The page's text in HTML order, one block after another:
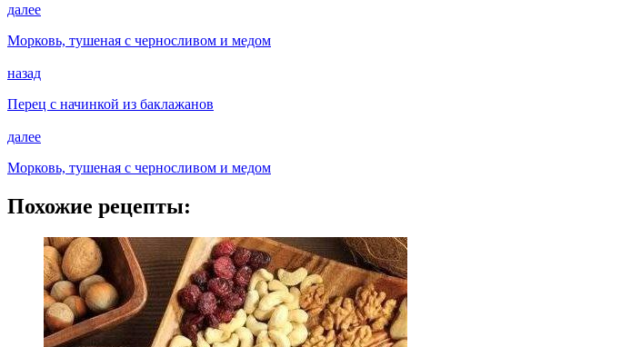
далее
Морковь, тушеная с черносливом и медом
назад
Перец с начинкой из баклажанов
далее
Морковь, тушеная с черносливом и медом
Похожие рецепты: